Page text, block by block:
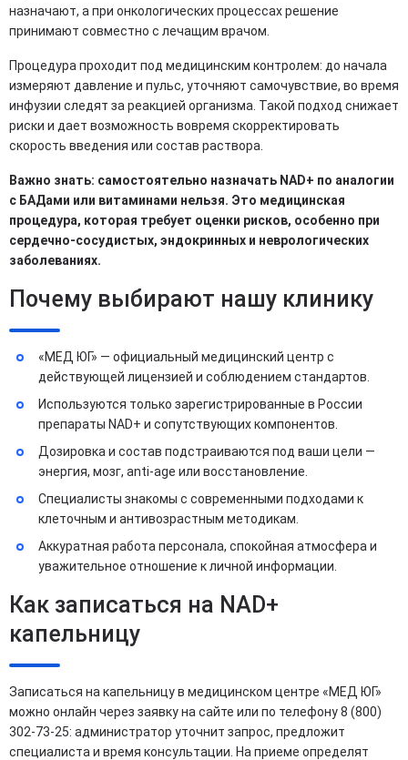
назначают, а при онкологических процессах решение
принимают совместно с лечащим врачом.
Процедура проходит под медицинским контролем: до начала
измеряют давление и пульс, уточняют самочувствие, во время
инфузии следят за реакцией организма. Такой подход снижает
риски и дает возможность вовремя скорректировать
скорость введения или состав раствора.
Важно знать: самостоятельно назначать NAD+ по аналогии
с БАДами или витаминами нельзя. Это медицинская
процедура, которая требует оценки рисков, особенно при
сердечно-сосудистых, эндокринных и неврологических
заболеваниях.
Почему выбирают нашу клинику
«МЕД ЮГ» — официальный медицинский центр с
действующей лицензией и соблюдением стандартов.
Используются только зарегистрированные в России
препараты NAD+ и сопутствующих компонентов.
Дозировка и состав подстраиваются под ваши цели —
энергия, мозг, anti-age или восстановление.
Специалисты знакомы с современными подходами к
клеточным и антивозрастным методикам.
Аккуратная работа персонала, спокойная атмосфера и
уважительное отношение к личной информации.
Как записаться на NAD+
капельницу
Записаться на капельницу в медицинском центре «МЕД ЮГ»
можно онлайн через заявку на сайте или по телефону 8 (800)
302-73-25: администратор уточнит запрос, предложит
специалиста и время консультации. На приеме определят